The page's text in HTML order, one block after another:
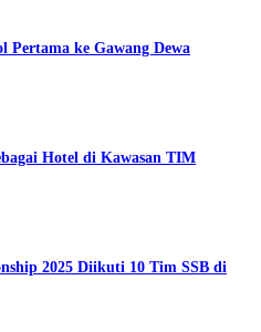
Pertama ke Gawang Dewa
Hotel di Kawasan TIM
2025 Diikuti 10 Tim SSB di